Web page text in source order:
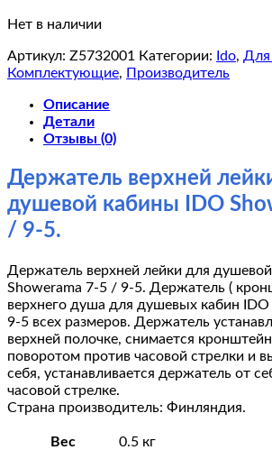
Нет в наличии
Артикул: Z5732001 Категории: Ido, Для
Комплектующие, Производитель
Описание
Детали
Отзывы (0)
Держатель верхней
душевой кабины IDO
/ 9-5.
Держатель верхней лейки для
Showerama 7-5 / 9-5. Держатель (
верхнего душа для душевых кабин
9-5 всех размеров. Держатель
верхней полочке, снимается кронштейн
поворотом против часовой стрелки и
себя, устанавливается держатель от
часовой стрелке.
Страна производитель: Финляндия.
Вес 0.5 кг